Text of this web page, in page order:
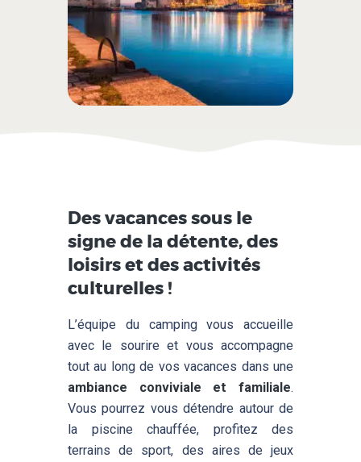
Des vacances sous le
signe de la détente, des
loisirs et des activités
culturelles !
L’équipe du camping vous accueille
avec le sourire et vous accompagne
tout au long de vos vacances dans une
ambiance conviviale et familiale.
Vous pourrez vous détendre autour de
la piscine chauffée, profitez des
terrains de sport, des aires de jeux